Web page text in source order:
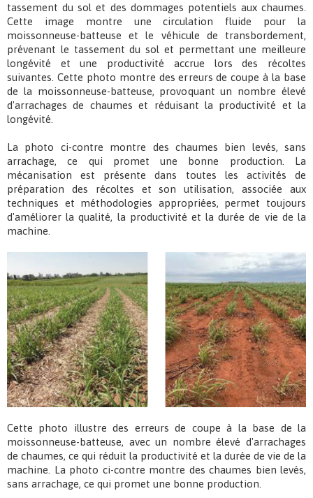
tassement du sol et des dommages potentiels aux chaumes.
Cette image montre une circulation fluide pour la
moissonneuse-batteuse et le véhicule de transbordement,
prévenant le tassement du sol et permettant une meilleure
longévité et une productivité accrue lors des récoltes
suivantes. Cette photo montre des erreurs de coupe à la base
de la moissonneuse-batteuse, provoquant un nombre élevé
d'arrachages de chaumes et réduisant la productivité et la
longévité.
La photo ci-contre montre des chaumes bien levés, sans
arrachage, ce qui promet une bonne production. La
mécanisation est présente dans toutes les activités de
préparation des récoltes et son utilisation, associée aux
techniques et méthodologies appropriées, permet toujours
d'améliorer la qualité, la productivité et la durée de vie de la
machine.
Cette photo illustre des erreurs de coupe à la base de la
moissonneuse-batteuse, avec un nombre élevé d'arrachages
de chaumes, ce qui réduit la productivité et la durée de vie de la
machine. La photo ci-contre montre des chaumes bien levés,
sans arrachage, ce qui promet une bonne production.